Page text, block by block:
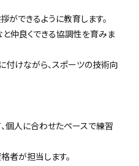
ができるように教育します。
と仲良くできる協調性を育みま
付けながら、スポーツの技術向
、個人に合わせたペースで練習
者が担当します。